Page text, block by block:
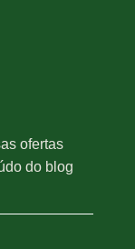
ofertas
do blog